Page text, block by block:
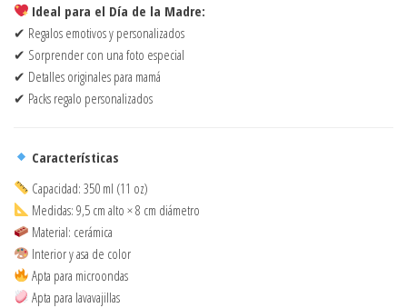
Ideal para el Día de la Madre:
✔ Regalos emotivos y personalizados
✔ Sorprender con una foto especial
✔ Detalles originales para mamá
✔ Packs regalo personalizados
Características
Capacidad: 350 ml (11 oz)
Medidas: 9,5 cm alto × 8 cm diámetro
Material: cerámica
Interior y asa de color
Apta para microondas
Apta para lavavajillas